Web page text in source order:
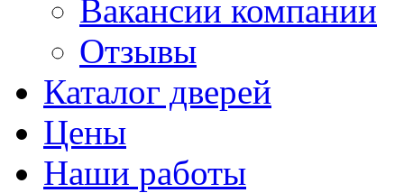
Вакансии компании
Отзывы
Каталог дверей
Цены
Наши работы